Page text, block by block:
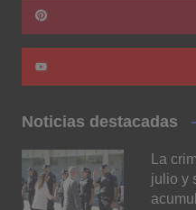
Noticias destacadas
La
julio y